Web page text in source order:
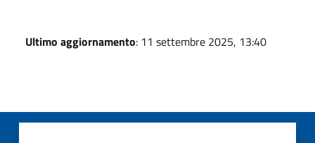
Ultimo aggiornamento: 11 settembre 2025, 13:40